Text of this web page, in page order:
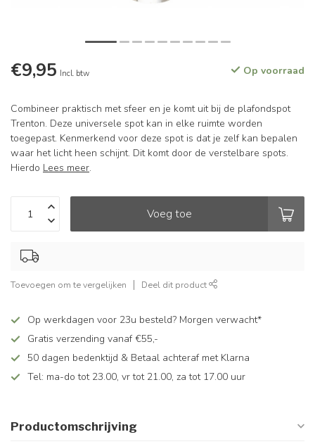
€9,95 Incl. btw Op voorraad
Combineer praktisch met sfeer en je komt uit bij de plafondspot
Trenton. Deze universele spot kan in elke ruimte worden
toegepast. Kenmerkend voor deze spot is dat je zelf kan bepalen
waar het licht heen schijnt. Dit komt door de verstelbare spots.
Hierdo Lees meer.
Voeg toe
Toevoegen om te vergelijken Deel dit product
Op werkdagen voor 23u besteld? Morgen verwacht*
Gratis verzending vanaf €55,-
50 dagen bedenktijd & Betaal achteraf met Klarna
Tel: ma-do tot 23.00, vr tot 21.00, za tot 17.00 uur
Productomschrijving